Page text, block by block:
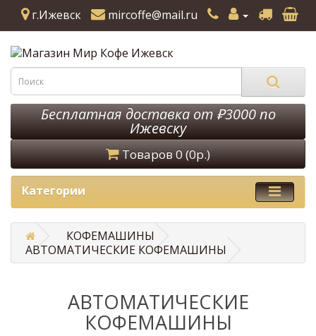
г.Ижевск mircoffe@mail.ru
Бесплатная доставка от ₽3000 по
Ижевску
Товаров 0 (0р.)
Категории
КОФЕМАШИНЫ
АВТОМАТИЧЕСКИЕ КОФЕМАШИНЫ
АВТОМАТИЧЕСКИЕ
КОФЕМАШИНЫ